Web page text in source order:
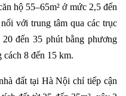
hộ 55–65m² ở mức 2,5 đến
với trung tâm qua các trục
đến 35 phút bằng phương
cách 8 đến 15 km.
đất tại Hà Nội chỉ tiếp cận